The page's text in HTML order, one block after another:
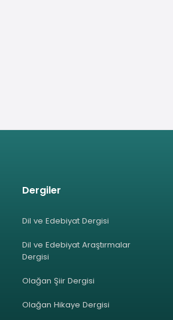
Dergiler
Dil ve Edebiyat Dergisi
Dil ve Edebiyat Araştırmalar
Dergisi
Olağan Şiir Dergisi
Olağan Hikaye Dergisi